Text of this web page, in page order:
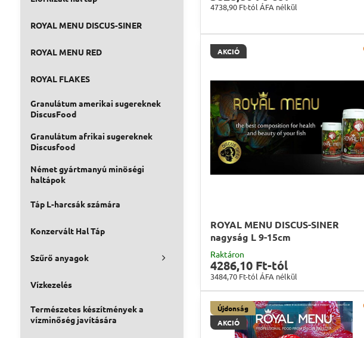
4738,90 Ft-tólÁFA nélkül
AKCIÓ
ROYAL MENU DISCUS-SINER
nagyság L 9-15cm
Raktáron
4286,10 Ft-tól
3484,70 Ft-tólÁFA nélkül
Újdonság
AKCIÓ
ROYAL MENU DISCUS-SINER
ROYAL MENU RED
ROYAL FLAKES
Granulátum amerikai sugereknek
DiscusFood
Granulátum afrikai sugereknek
Discusfood
Német gyártmanyú minöségi
haltápok
Táp L-harcsák számára
Konzervált Hal Táp
Szűrő anyagok
Vízkezelés
Természetes készítmények a
vízminőség javítására